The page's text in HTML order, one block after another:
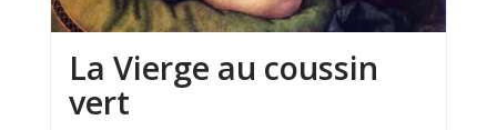
La Vierge au coussin
vert